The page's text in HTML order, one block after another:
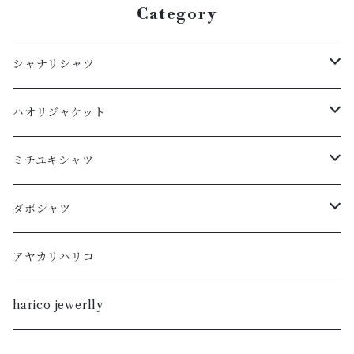
Category
シャナリシャツ
長袖
XL
L
半袖
XL
L
ハオリジャケット
L
M
S
ミチユキシャツ
L
M
S
ダボシャツ
柿渋
XL
暮染
アヤカリハリコ
harico jewerlly